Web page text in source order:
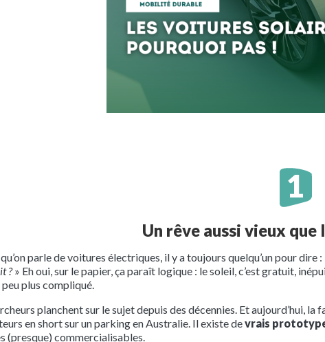
Un rêve aussi vieux que
parle de voitures électriques, il y a toujours quelqu’un pour dire :
?» Eh oui, sur le papier, ça paraît logique : le soleil, c’est gratuit,
peu plus compliqué.
planchent sur le sujet depuis des décennies. Et aujourd’hui, la
en short sur un parking en Australie. Il existe devrais
(presque) commercialisables.